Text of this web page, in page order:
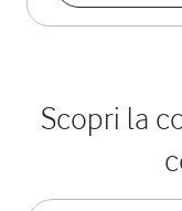
Scopri la